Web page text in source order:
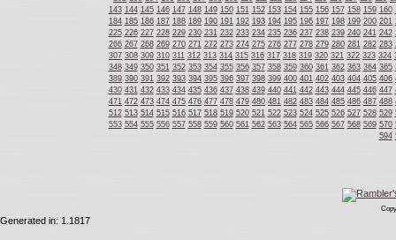
143 144 145 146 147 148 149 150 151 152 153 154 155 156 157 158 159 160
184 185 186 187 188 189 190 191 192 193 194 195 196 197 198 199 200 201
225 226 227 228 229 230 231 232 233 234 235 236 237 238 239 240 241 242
266 267 268 269 270 271 272 273 274 275 276 277 278 279 280 281 282 283
307 308 309 310 311 312 313 314 315 316 317 318 319 320 321 322 323 324
348 349 350 351 352 353 354 355 356 357 358 359 360 361 362 363 364 365
389 390 391 392 393 394 395 396 397 398 399 400 401 402 403 404 405 406
430 431 432 433 434 435 436 437 438 439 440 441 442 443 444 445 446 447
471 472 473 474 475 476 477 478 479 480 481 482 483 484 485 486 487 488
512 513 514 515 516 517 518 519 520 521 522 523 524 525 526 527 528 529
553 554 555 556 557 558 559 560 561 562 563 564 565 566 567 568 569 570
594
Generated in: 1.1817